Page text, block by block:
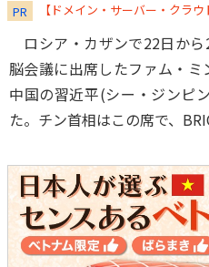
PR 【ドメイン・サーバー・クラ
ロシア・カザンで22日か
脳会議に出席したファム・ミ
中国の習近平(シー・ジンピ
た。チン首相はこの席で、